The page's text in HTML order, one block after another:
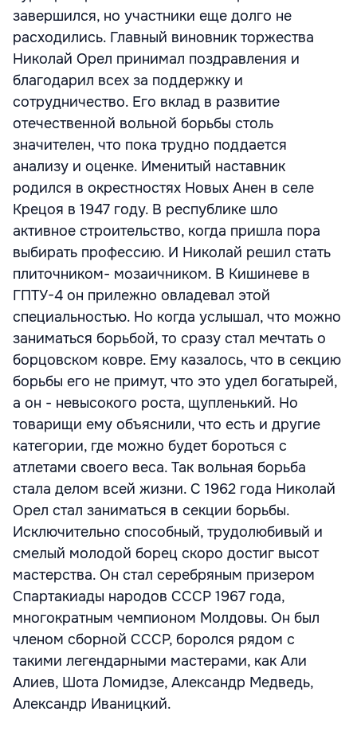
завершился, но участники еще долго не
расходились. Главный виновник торжества
Николай Орел принимал поздравления и
благодарил всех за поддержку и
сотрудничество. Его вклад в развитие
отечественной вольной борьбы столь
значителен, что пока трудно поддается
анализу и оценке. Именитый наставник
родился в окрестностях Новых Анен в селе
Крецоя в 1947 году. В республике шло
активное строительство, когда пришла пора
выбирать профессию. И Николай решил стать
плиточником- мозаичником. В Кишиневе в
ГПТУ-4 он прилежно овладевал этой
специальностью. Но когда услышал, что можно
заниматься борьбой, то сразу стал мечтать о
борцовском ковре. Ему казалось, что в секцию
борьбы его не примут, что это удел богатырей,
а он - невысокого роста, щупленький. Но
товарищи ему объяснили, что есть и другие
категории, где можно будет бороться с
атлетами своего веса. Так вольная борьба
стала делом всей жизни. С 1962 года Николай
Орел стал заниматься в секции борьбы.
Исключительно способный, трудолюбивый и
смелый молодой борец скоро достиг высот
мастерства. Он стал серебряным призером
Спартакиады народов СССР 1967 года,
многократным чемпионом Молдовы. Он был
членом сборной СССР, боролся рядом с
такими легендарными мастерами, как Али
Алиев, Шота Ломидзе, Александр Медведь,
Александр Иваницкий.